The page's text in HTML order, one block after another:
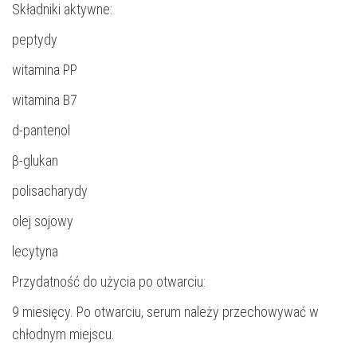
Składniki aktywne:
peptydy
witamina PP
witamina B7
d-pantenol
β-glukan
polisacharydy
olej sojowy
lecytyna
Przydatność do użycia po otwarciu:
9 miesięcy. Po otwarciu, serum należy przechowywać w
chłodnym miejscu.